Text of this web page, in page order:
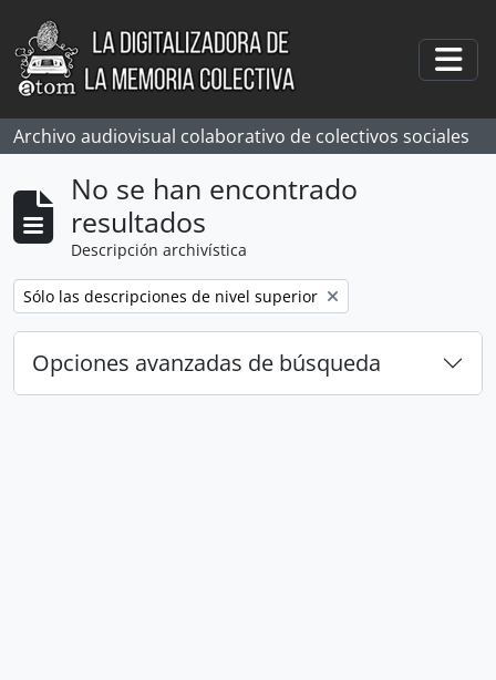
Skip to main content
Archivo audiovisual colaborativo de colectivos sociales
No se han encontrado
resultados
Descripción archivística
Remove filter:
Sólo las descripciones de nivel superior
Opciones avanzadas de búsqueda